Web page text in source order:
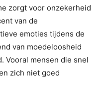
zorgt voor onzekerheid
van de
emoties tijdens de
van moedeloosheid
Vooral mensen die snel
zich niet goed